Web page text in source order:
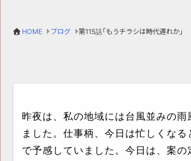
HOME ブログ 第115話「もうチラシは時代遅れか」
昨夜は、私の地域には台風並みの雨
ました。仕事柄、今日は忙しくなる
で予感していました。今日は、案の